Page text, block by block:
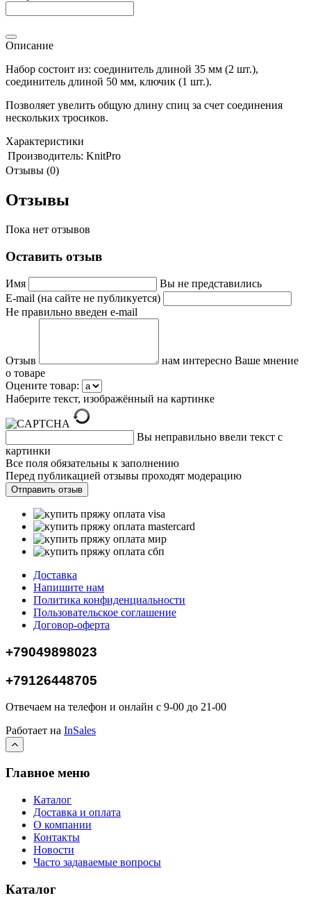
Описание
Набор состоит из: соединитель длиной 35 мм (2 шт.),
соединитель длиной 50 мм, ключик (1 шт.).
Позволяет увелить общую длину спиц за счет соединения
нескольких тросиков.
Характеристики
Производитель: KnitPro
Отзывы (0)
Отзывы
Пока нет отзывов
Оставить отзыв
Имя
Вы не представились
E-mail (на сайте не публикуется)
Не правильно введен e-mail
Отзыв
нам интересно Ваше мнение
о товаре
Оцените товар:
Наберите текст, изображённый на картинке
Вы неправильно ввели текст с
картинки
Все поля обязательны к заполнению
Перед публикацией отзывы проходят модерацию
Доставка
Напишите нам
Политика конфиденциальности
Пользовательское соглашение
Договор-оферта
+79049898023
+79126448705
Отвечаем на телефон и онлайн с 9-00 до 21-00
Работает на InSales
Главное меню
Каталог
Доставка и оплата
О компании
Контакты
Новости
Часто задаваемые вопросы
Каталог